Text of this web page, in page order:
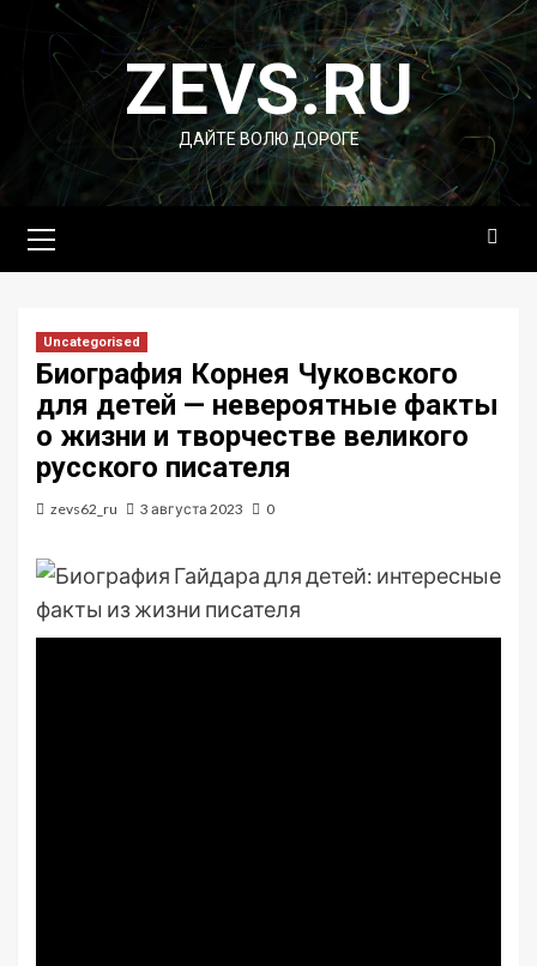
Перейти
содержимомуZEVS.RU
ДАЙТЕ ВОЛЮ ДОРОГЕ
меню
Uncategorised
Биография Корнея Чуковского
для детей — невероятные факты
о жизни и творчестве великого
русского писателя
zevs62_ru 3 августа 2023 0